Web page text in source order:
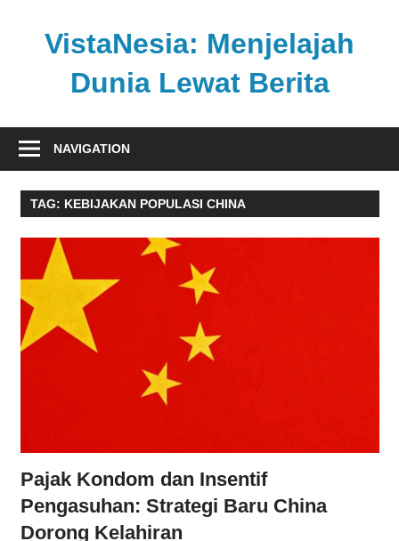
VistaNesia: Menjelajah
Dunia Lewat Berita
nasional
global
dalam
platform
informatif
NAVIGATION
TAG: KEBIJAKAN POPULASI CHINA
Pajak Kondom dan Insentif
Pengasuhan: Strategi Baru China
Dorong Kelahiran